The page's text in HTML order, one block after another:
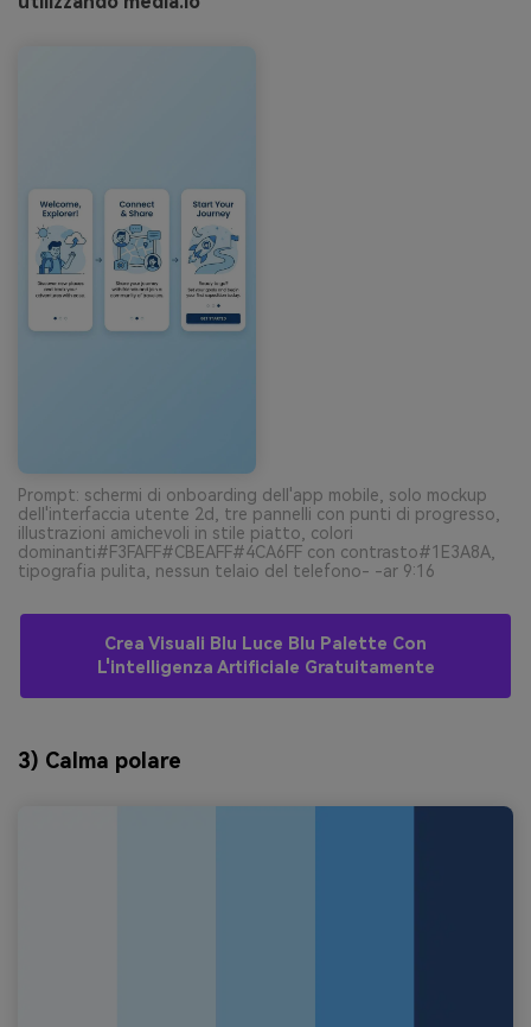
Prompt: schermi di onboarding dell'app mobile, solo mockup
dell'interfaccia utente 2d, tre pannelli con punti di progresso,
illustrazioni amichevoli in stile piatto, colori
dominanti#F3FAFF#CBEAFF#4CA6FF con contrasto#1E3A8A,
tipografia pulita, nessun telaio del telefono- -ar 9:16
Crea Visuali Blu Luce Blu Palette Con
L'intelligenza Artificiale Gratuitamente
3) Calma polare